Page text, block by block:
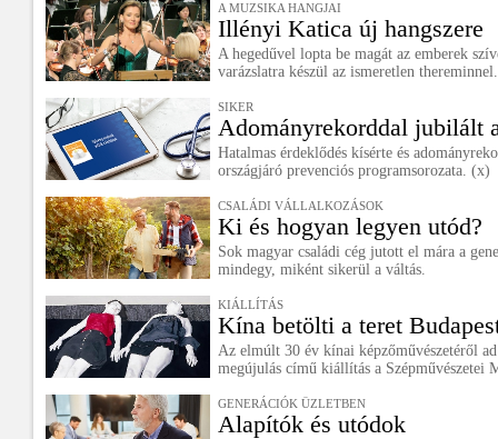
A MUZSIKA HANGJAI
Illényi Katica új hangszere
A hegedűvel lopta be magát az emberek
varázslatra készül az ismeretlen thereminnel.
SIKER
Adományrekorddal jubilált
Hatalmas érdeklődés kísérte és
országjáró prevenciós programsorozata. (x)
CSALÁDI VÁLLALKOZÁSOK
Ki és hogyan legyen utód?
Sok magyar családi cég jutott el mára a
mindegy, miként sikerül a váltás.
KIÁLLÍTÁS
Kína betölti a teret
Az elmúlt 30 év kínai képzőművészetéről
megújulás című kiállítás a Szépművészetei
GENERÁCIÓK ÜZLETBEN
Alapítók és utódok